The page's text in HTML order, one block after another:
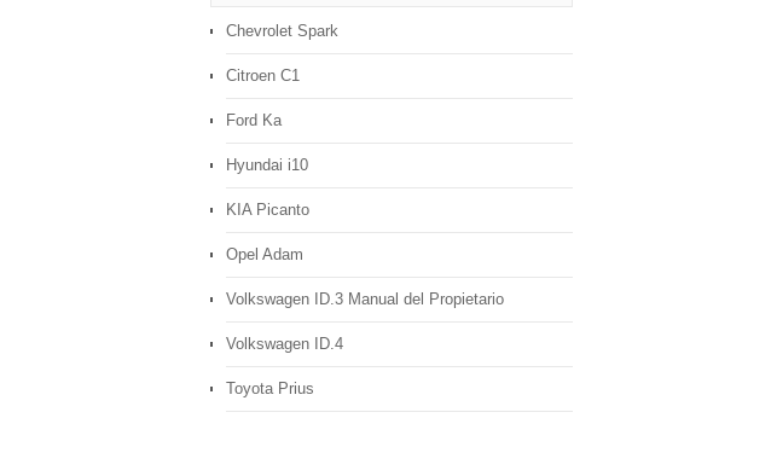
Chevrolet Spark
Citroen C1
Ford Ka
Hyundai i10
KIA Picanto
Opel Adam
Volkswagen ID.3 Manual del Propietario
Volkswagen ID.4
Toyota Prius